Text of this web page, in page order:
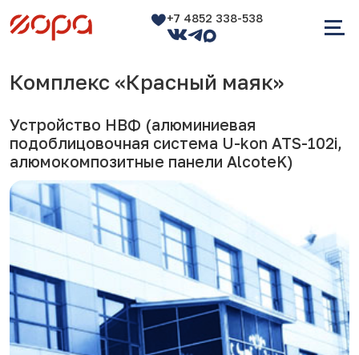
+7 4852 338-538
Комплекс «Красный маяк»
Устройство НВФ (алюминиевая
подоблицовочная система U-kon ATS-102i,
алюмокомпозитные панели AlcoteK)